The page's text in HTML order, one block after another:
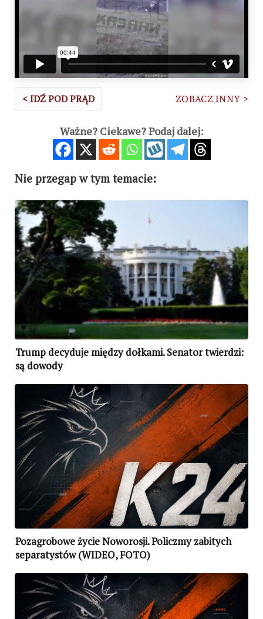
< IDŹ POD PRĄD ZOBACZ INNY >
Ważne? Ciekawe? Podaj dalej:
Nie przegap w tym temacie:
Trump decyduje między dołkami. Senator twierdzi:
są dowody
Pozagrobowe życie Noworosji. Policzmy zabitych
separatystów (WIDEO, FOTO)